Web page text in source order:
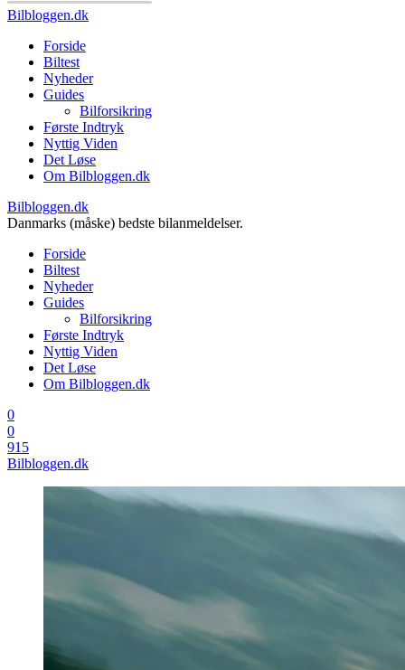
Bilbloggen.dk
Forside
Biltest
Nyheder
Guides
Bilforsikring
Første Indtryk
Nyttig Viden
Det Løse
Om Bilbloggen.dk
Bilbloggen.dk
Danmarks (måske) bedste bilanmeldelser.
Forside
Biltest
Nyheder
Guides
Bilforsikring
Første Indtryk
Nyttig Viden
Det Løse
Om Bilbloggen.dk
0
0
915
Bilbloggen.dk